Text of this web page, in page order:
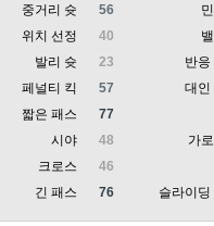
중거리 슛
56
위치 선정
40
발리 슛
23
페널티 킥
57
짧은 패스
77
시야
48
크로스
46
긴 패스
76
반응
대인
가
슬라이딩